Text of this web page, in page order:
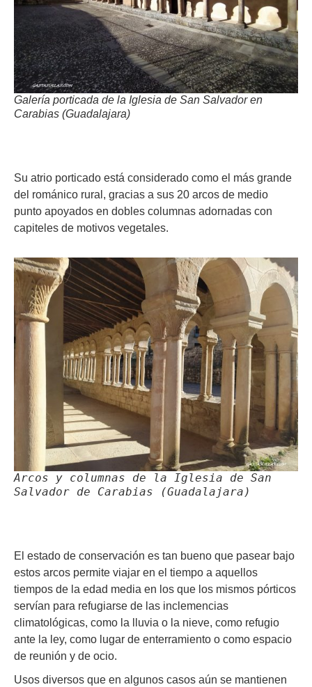
Galería porticada de la Iglesia de San Salvador en
Carabias (Guadalajara)
Su atrio porticado está considerado como el más grande
del románico rural, gracias a sus 20 arcos de medio
punto apoyados en dobles columnas adornadas con
capiteles de motivos vegetales.
Arcos y columnas de la Iglesia de San
Salvador de Carabias (Guadalajara)
El estado de conservación es tan bueno que pasear bajo
estos arcos permite viajar en el tiempo a aquellos
tiempos de la edad media en los que los mismos pórticos
servían para refugiarse de las inclemencias
climatológicas, como la lluvia o la nieve, como refugio
ante la ley, como lugar de enterramiento o como espacio
de reunión y de ocio.
Usos diversos que en algunos casos aún se mantienen